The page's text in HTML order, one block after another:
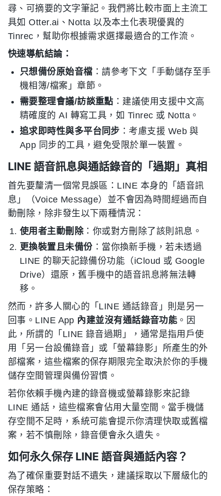
尋、可摘要的文字筆記。我們將比較市面上主流工
具如 Otter.ai、Notta 以及本土化表現優異的
Tinrec，幫助你根據需求選擇最適合的工作流。
快速導航結論：
只想備份原始音檔 ：請參考下文「手動儲存至手
機相簿/檔案」章節。
需要整理會議/訪談重點 ：建議使用支援中文高
精確度的 AI 轉寫工具，如 Tinrec 或 Notta。
追求即時性與多平台同步 ：考慮支援 Web 與
App 同步的工具，避免受限於單一裝置。
LINE 語音訊息與通話錄音的「過期」真相
首先要釐清一個常見誤區：LINE 本身的「語音訊
息」（Voice Message）並不會因為時間經過而自
動刪除，除非發生以下兩種情況：
使用者主動刪除：你或對方刪除了該則訊息。
更換裝置且未備份 ：當你換新手機，若未透過
LINE 的聊天記錄備份功能（iCloud 或 Google
Drive）還原，舊手機中的語音訊息將無法轉
移。
然而，許多人關心的「LINE 通話錄音」則是另一
回事。LINE App 內建並沒有通話錄音功能 。因
此，所謂的「LINE 錄音過期」，通常是指用戶使
用「另一台設備錄音」或「螢幕錄影」所產生的外
部檔案，這些檔案的保存期限完全取決於你的手機
儲存空間管理與備份習慣。
若你依賴手機內建的錄音機或螢幕錄影來記錄
LINE 通話，這些檔案會佔用大量空間。當手機儲
存空間不足時，系統可能會提示你清理快取或舊檔
案，若不慎刪除，錄音便會永久遺失。
如何永久保存 LINE 語音與通話內容？
為了確保重要對話不遺失，建議採取以下層級化的
保存策略：